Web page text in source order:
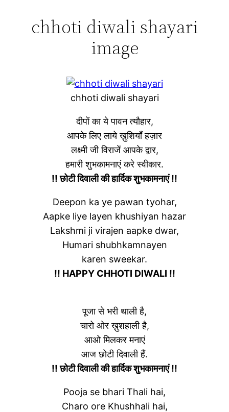
chhoti diwali shayari
image
chhoti diwali shayari
दीपों का ये पावन त्यौहार,
आपके लिए लाये ख़ुशियाँ हज़ार
लक्ष्मी जी विराजें आपके द्वार,
हमारी शुभकामनाएं करे स्वीकार.
!! छोटी दिवाली की हार्दिक शुभकामनाएं !!
Deepon ka ye pawan tyohar,
Aapke liye layen khushiyan hazar
Lakshmi ji virajen aapke dwar,
Humari shubhkamnayen
karen sweekar.
!! HAPPY CHHOTI DIWALI !!
पूजा से भरी थाली है,
चारो ओर ख़ुशहाली है,
आओ मिलकर मनाएं
आज छोटी दिवाली हैं.
!! छोटी दिवाली की हार्दिक शुभकामनाएं !!
Pooja se bhari Thali hai,
Charo ore Khushhali hai,